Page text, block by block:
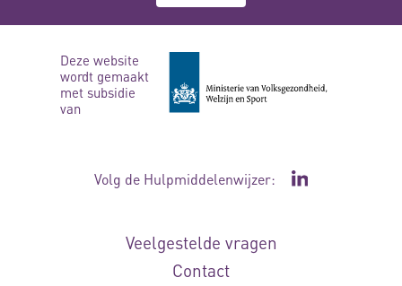
Deze website
wordt gemaakt
met subsidie
van
Volg de Hulpmiddelenwijzer: Ga naar de
Veelgestelde vragen
Contact